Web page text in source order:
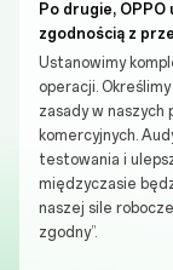
Po drugie,
zgodnością z
Ustanowimy
operacji.
zasady w naszych
komercyjnych.
testowania i
międzyczasie
naszej sile
zgodny”.